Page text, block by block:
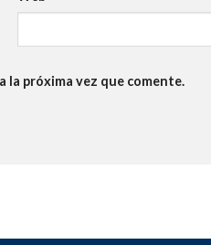
la próxima vez que comente.